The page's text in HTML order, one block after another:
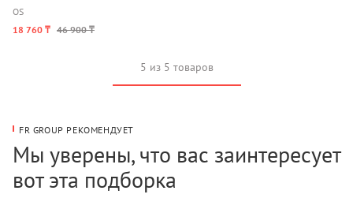
OS
18 760 ₸ 46 900 ₸
5 из 5 товаров
FR GROUP РЕКОМЕНДУЕТ
Мы уверены, что вас заинтересует
вот эта подборка